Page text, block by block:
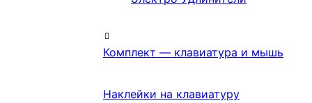
Комплект — клавиатура и мышь
Наклейки на клавиатуру